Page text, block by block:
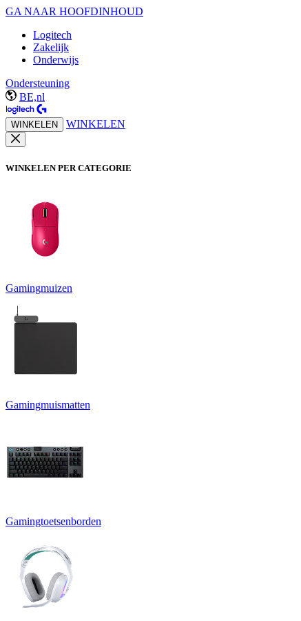
GA NAAR HOOFDINHOUD
Logitech
Zakelijk
Onderwijs
Ondersteuning
BE,nl
WINKELEN WINKELEN
WINKELEN PER CATEGORIE
Gamingmuizen
Gamingmuismatten
Gamingtoetsenborden